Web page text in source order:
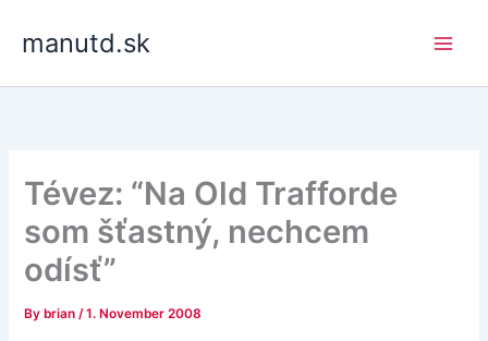
manutd.sk
Tévez: “Na Old Trafforde
som šťastný, nechcem
odísť”
By brian/1. November 2008